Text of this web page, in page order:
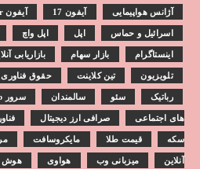
آژانس هواپیمایی آیفون 17 آیفون Air
اسرائیل و حماس اپل اپل واچ
اینستاگرام بازار سهام بازاریابی
تلویزیون تین کلاینت حقوق فناوری
رباتیک سئو سالمندان سرور hp
های اجتماعی صرافی ارز دیجیتال
سکه قیمت طلا مایکروسافت
آنلاین میزبانی وب هواوی هوش